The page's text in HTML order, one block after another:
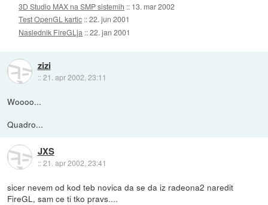
3D Studio MAX na SMP sistemih :: 13. mar 2002
Test OpenGL kartic ::22. jun 2001
Naslednik FireGLja ::22. jan 2001
zizi
::21. apr 2002, 23:11
Woooo...
Quadro...
JXS
::21. apr 2002, 23:41
sicer nevem od kod teb novica da se da iz radeona2 naredit
FireGL, sam ce ti tko pravs....